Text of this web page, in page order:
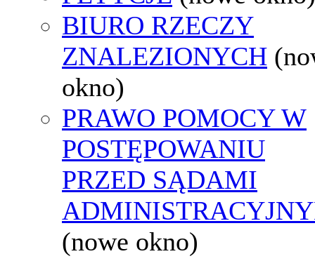
BIURO RZECZY
ZNALEZIONYCH
okno)
PRAWO POMOCY W
POSTĘPOWANIU
PRZED SĄDAMI
(nowe okno)